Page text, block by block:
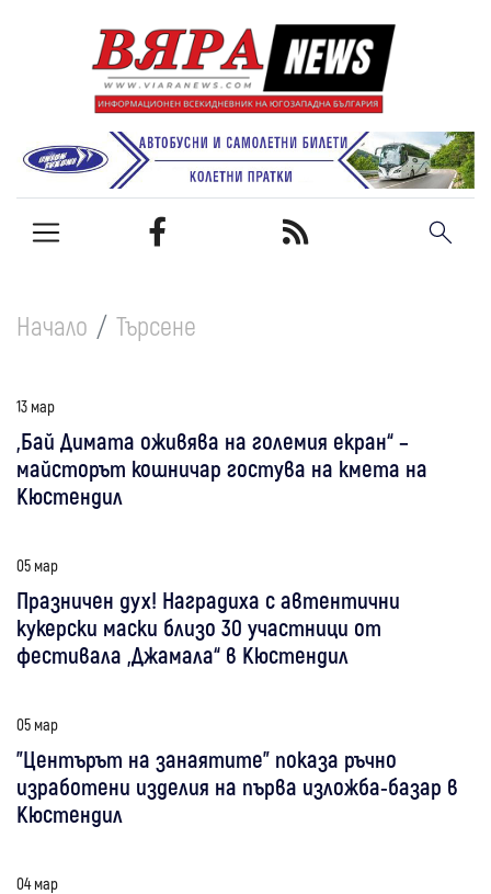
Начало Търсене
13 мар
„Бай Димата оживява на големия екран“ –
майсторът кошничар гостува на кмета на
Кюстендил
05 мар
Празничен дух! Наградиха с автентични
кукерски маски близо 30 участници от
фестивала „Джамала“ в Кюстендил
05 мар
"Центърът на занаятите" показа ръчно
изработени изделия на първа изложба-базар в
Кюстендил
04 мар